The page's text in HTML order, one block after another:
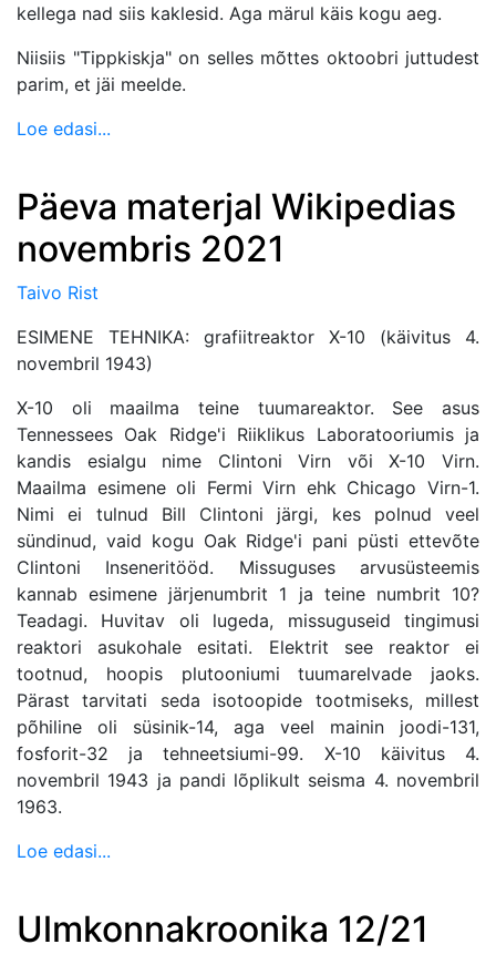
kellega nad siis kaklesid. Aga märul käis kogu aeg.
Niisiis "Tippkiskja" on selles mõttes oktoobri juttudest
parim, et jäi meelde.
Loe edasi...
Päeva materjal Wikipedias
novembris 2021
Taivo Rist
ESIMENE TEHNIKA: grafiitreaktor X-10 (käivitus 4.
novembril 1943)
X-10 oli maailma teine tuumareaktor. See asus
Tennessees Oak Ridge'i Riiklikus Laboratooriumis ja
kandis esialgu nime Clintoni Virn või X-10 Virn.
Maailma esimene oli Fermi Virn ehk Chicago Virn-1.
Nimi ei tulnud Bill Clintoni järgi, kes polnud veel
sündinud, vaid kogu Oak Ridge'i pani püsti ettevõte
Clintoni Inseneritööd. Missuguses arvusüsteemis
kannab esimene järjenumbrit 1 ja teine numbrit 10?
Teadagi. Huvitav oli lugeda, missuguseid tingimusi
reaktori asukohale esitati. Elektrit see reaktor ei
tootnud, hoopis plutooniumi tuumarelvade jaoks.
Pärast tarvitati seda isotoopide tootmiseks, millest
põhiline oli süsinik-14, aga veel mainin joodi-131,
fosforit-32 ja tehneetsiumi-99. X-10 käivitus 4.
novembril 1943 ja pandi lõplikult seisma 4. novembril
1963.
Loe edasi...
Ulmkonnakroonika 12/21